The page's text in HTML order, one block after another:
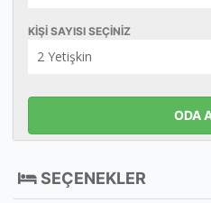
KIŞI SAYISI SEÇINIZ
ODA
SEÇENEKLER